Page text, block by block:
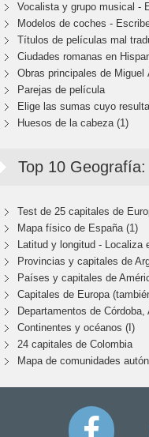
Vocalista y grupo musical -
Modelos de coches -
Títulos de películas mal
Ciudades romanas en
Obras principales de Miguel
Parejas de película
Elige las sumas cuyo
Huesos de la cabeza (1)
Top 10 Geografía:
Test de 25 capitales de
Mapa físico de España (1)
Latitud y longitud - Localiza
Provincias y capitales de
Países y capitales de
Capitales de Europa
Departamentos de Córdoba,
Continentes y océanos (I)
24 capitales de Colombia
Mapa de comunidades